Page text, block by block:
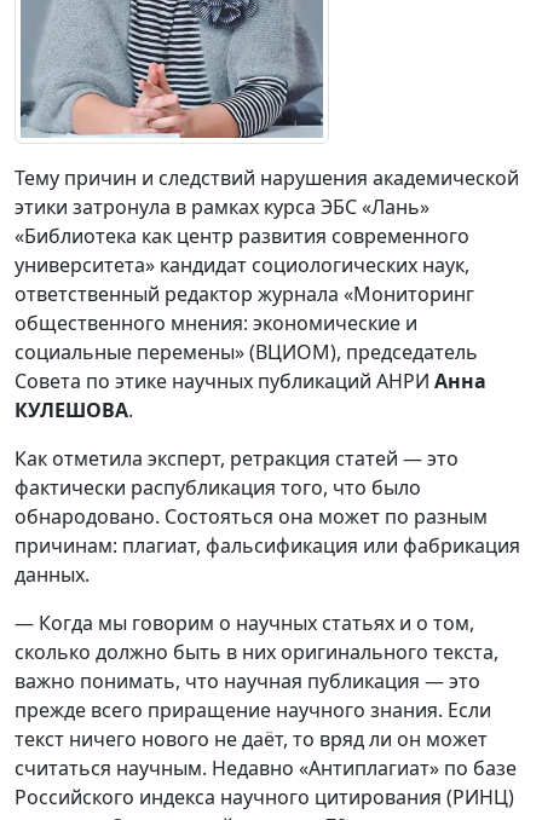
Тему причин и следствий нарушения академической
этики затронула в рамках курса ЭБС «Лань»
«Библиотека как центр развития современного
университета» кандидат социологических наук,
ответственный редактор журнала «Мониторинг
общественного мнения: экономические и
социальные перемены» (ВЦИОМ), председатель
Совета по этике научных публикаций АНРИ Анна
КУЛЕШОВА.
Как отметила эксперт, ретракция статей — это
фактически распубликация того, что было
обнародовано. Состояться она может по разным
причинам: плагиат, фальсификация или фабрикация
данных.
— Когда мы говорим о научных статьях и о том,
сколько должно быть в них оригинального текста,
важно понимать, что научная публикация — это
прежде всего приращение научного знания. Если
текст ничего нового не даёт, то вряд ли он может
считаться научным. Недавно «Антиплагиат» по базе
Российского индекса научного цитирования (РИНЦ)